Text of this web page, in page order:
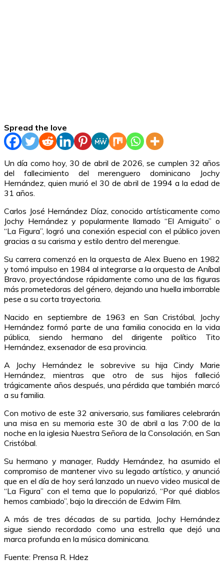
Spread the love
Un día como hoy, 30 de abril de 2026, se cumplen 32 años
del fallecimiento del merenguero dominicano Jochy
Hernández, quien murió el 30 de abril de 1994 a la edad de
31 años.
Carlos José Hernández Díaz, conocido artísticamente como
Jochy Hernández y popularmente llamado “El Amiguito” o
“La Figura”, logró una conexión especial con el público joven
gracias a su carisma y estilo dentro del merengue.
Su carrera comenzó en la orquesta de Alex Bueno en 1982
y tomó impulso en 1984 al integrarse a la orquesta de Aníbal
Bravo, proyectándose rápidamente como una de las figuras
más prometedoras del género, dejando una huella imborrable
pese a su corta trayectoria.
Nacido en septiembre de 1963 en San Cristóbal, Jochy
Hernández formó parte de una familia conocida en la vida
pública, siendo hermano del dirigente político Tito
Hernández, exsenador de esa provincia.
A Jochy Hernández le sobrevive su hija Cindy Marie
Hernández, mientras que otro de sus hijos falleció
trágicamente años después, una pérdida que también marcó
a su familia.
Con motivo de este 32 aniversario, sus familiares celebrarán
una misa en su memoria este 30 de abril a las 7:00 de la
noche en la iglesia Nuestra Señora de la Consolación, en San
Cristóbal.
Su hermano y manager, Ruddy Hernández, ha asumido el
compromiso de mantener vivo su legado artístico, y anunció
que en el día de hoy será lanzado un nuevo video musical de
“La Figura” con el tema que lo popularizó, “Por qué diablos
hemos cambiado”, bajo la dirección de Edwim Film.
A más de tres décadas de su partida, Jochy Hernández
sigue siendo recordado como una estrella que dejó una
marca profunda en la música dominicana.
Fuente: Prensa R. Hdez